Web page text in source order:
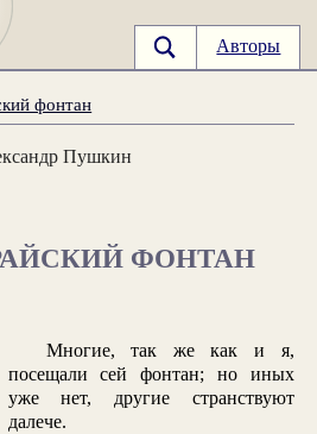
Авторы
фонтан
Пушкин
ФОНТАН
Многие, так же как и я,
посещали сей фонтан; но иных
уже нет, другие странствуют
далече.